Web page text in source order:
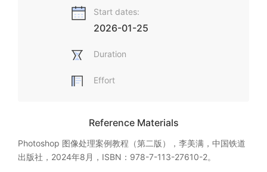
Start dates:
2026-01-25
Duration
Effort
Reference Materials
Photoshop 图像处理案例教程（第二版），李美满，中国铁道
出版社，2024年8月，ISBN：978-7-113-27610-2。